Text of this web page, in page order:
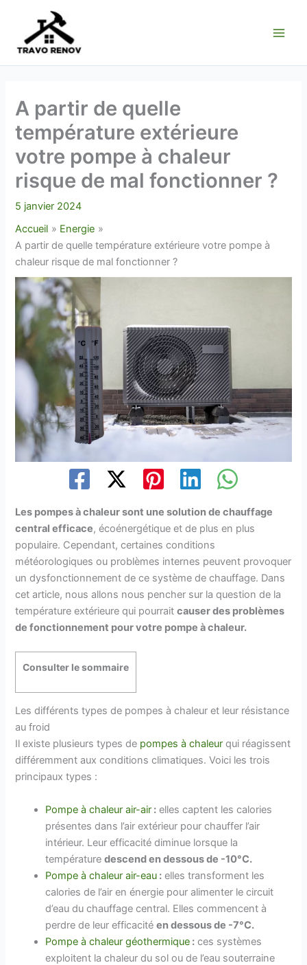
contenu
A partir de quelle
température extérieure
votre pompe à chaleur
risque de mal fonctionner ?
5 janvier 2024
Accueil
Energie
A partir de quelle température extérieure votre pompe à
chaleur risque de mal fonctionner ?
Les pompes à chaleur sont une solution de chauffage
central efficace, écoénergétique et de plus en plus
populaire. Cependant, certaines conditions
météorologiques ou problèmes internes peuvent provoquer
un dysfonctionnement de ce système de chauffage. Dans
cet article, nous allons nous pencher sur la question de la
température extérieure qui pourraitcauser des problèmes
de fonctionnement pour votre pompe à chaleur.
Consulter le sommaire
Les différents types de pompes à chaleur et leur résistance
au froid
Il existe plusieurs types de pompes à chaleur qui réagissent
différemment aux conditions climatiques. Voici les trois
principaux types :
Pompe à chaleur air-air : elles captent les calories
présentes dans l’air extérieur pour chauffer l’air
intérieur. Leur efficacité diminue lorsque la
températuredescend en dessous de -10°C.
Pompe à chaleur air-eau : elles transforment les
calories de l’air en énergie pour alimenter le circuit
d’eau du chauffage central. Elles commencent à
perdre de leur efficacitéen dessous de -7°C.
Pompe à chaleur géothermique : ces systèmes
exploitent la chaleur du sol ou de l’eau souterraine